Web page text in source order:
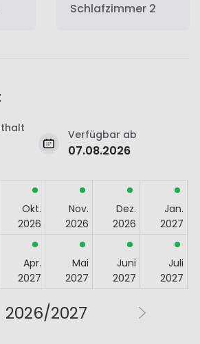
Schlafzimmer 2
Verfügbar ab
07.08.2026
Okt.
2026
Nov.
2026
Dez.
2026
Jan.
2027
Apr.
2027
Mai
2027
Juni
2027
Juli
2027
2026/2027